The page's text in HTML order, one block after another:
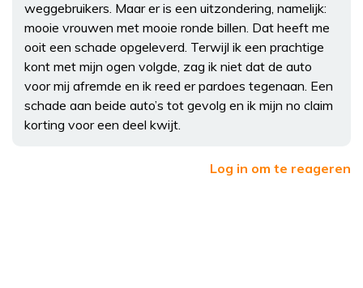
weggebruikers. Maar er is een uitzondering, namelijk:
mooie vrouwen met mooie ronde billen. Dat heeft me
ooit een schade opgeleverd. Terwijl ik een prachtige
kont met mijn ogen volgde, zag ik niet dat de auto
voor mij afremde en ik reed er pardoes tegenaan. Een
schade aan beide auto’s tot gevolg en ik mijn no claim
korting voor een deel kwijt.
Log in om te reageren